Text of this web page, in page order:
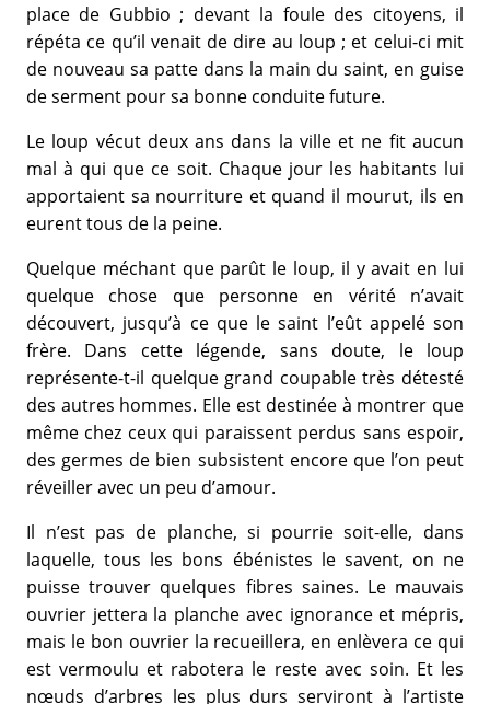
place de Gubbio ; devant la foule des citoyens, il
répéta ce qu’il venait de dire au loup ; et celui-ci mit
de nouveau sa patte dans la main du saint, en guise
de serment pour sa bonne conduite future.
Le loup vécut deux ans dans la ville et ne fit aucun
mal à qui que ce soit. Chaque jour les habitants lui
apportaient sa nourriture et quand il mourut, ils en
eurent tous de la peine.
Quelque méchant que parût le loup, il y avait en lui
quelque chose que personne en vérité n’avait
découvert, jusqu’à ce que le saint l’eût appelé son
frère. Dans cette légende, sans doute, le loup
représente-t-il quelque grand coupable très détesté
des autres hommes. Elle est destinée à montrer que
même chez ceux qui paraissent perdus sans espoir,
des germes de bien subsistent encore que l’on peut
réveiller avec un peu d’amour.
Il n’est pas de planche, si pourrie soit-elle, dans
laquelle, tous les bons ébénistes le savent, on ne
puisse trouver quelques fibres saines. Le mauvais
ouvrier jettera la planche avec ignorance et mépris,
mais le bon ouvrier la recueillera, en enlèvera ce qui
est vermoulu et rabotera le reste avec soin. Et les
nœuds d’arbres les plus durs serviront à l’artiste